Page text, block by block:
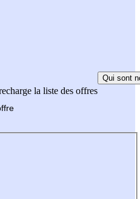
la liste des offres
Qui sont